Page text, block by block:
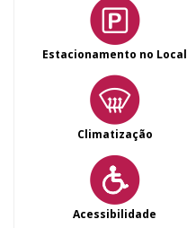
Estacionamento no Local
Climatização
Acessibilidade